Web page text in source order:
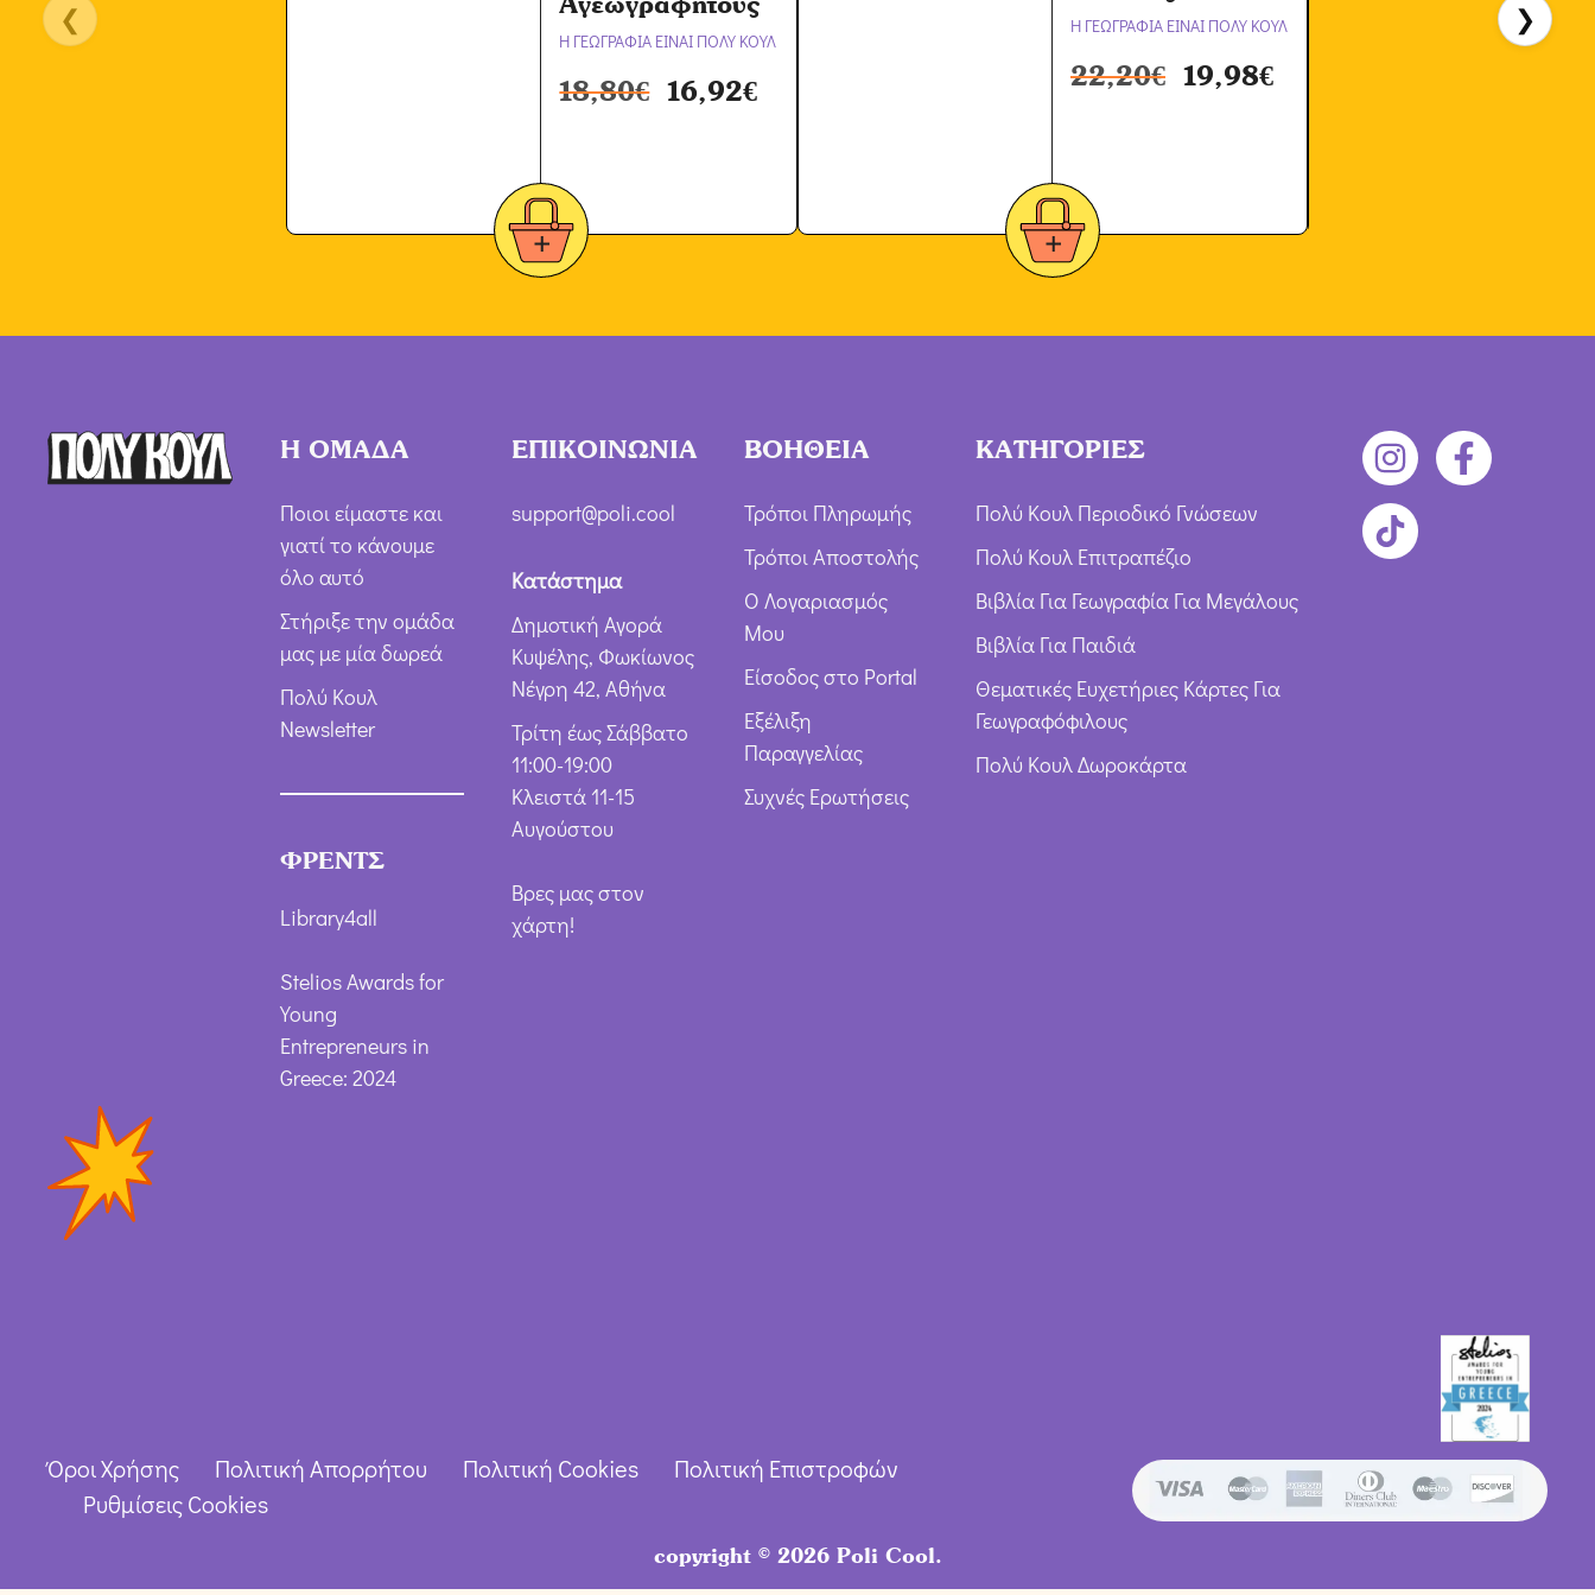
❮
Η ΓΕΩΓΡΑΦΙΑ ΕΙΝΑΙ ΠΟΛΥ ΚΟΥΛ
18,80€ 16,92€
Η ΓΕΩΓΡΑΦΙΑ ΕΙΝΑΙ ΠΟΛΥ ΚΟΥΛ
22,20€ 19,98€
❯
Η ΟΜΑΔΑ
Ποιοι είμαστε και
γιατί το κάνουμε
όλο αυτό
Στήριξε την ομάδα
μας με μία δωρεά
Πολύ Κουλ
Newsletter
ΦΡΕΝΤΣ
Library4all
Stelios Awards for
Young
Entrepreneurs in
Greece: 2024
ΕΠΙΚΟΙΝΩΝΙΑ
support@poli.cool
Κατάστημα
Δημοτική Αγορά
Κυψέλης, Φωκίωνος
Νέγρη 42, Αθήνα
Τρίτη έως Σάββατο
11:00-19:00
Κλειστά 11-15
Αυγούστου
Βρες μας στον
χάρτη!
ΒΟΗΘΕΙΑ
Τρόποι Πληρωμής
Τρόποι Αποστολής
Ο Λογαριασμός
Μου
Είσοδος στο Portal
Εξέλιξη
Παραγγελίας
Συχνές Ερωτήσεις
ΚΑΤΗΓΟΡΙΕΣ
Πολύ Κουλ Περιοδικό Γνώσεων
Πολύ Κουλ Επιτραπέζιο
Βιβλία Για Γεωγραφία Για Μεγάλους
Βιβλία Για Παιδιά
Θεματικές Ευχετήριες Κάρτες Για
Γεωγραφόφιλους
Πολύ Κουλ Δωροκάρτα
Όροι Χρήσης Πολιτική Απορρήτου Πολιτική Cookies
Πολιτική Επιστροφών
Ρυθμίσεις Cookies
copyright © 2026 Poli Cool.